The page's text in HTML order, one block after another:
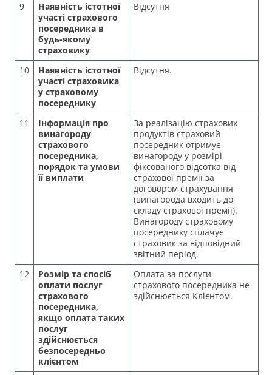
9
Наявність істотної
участі страхового
посередника в
будь-якому
страховику
Відсутня
10
Наявність істотної
участі страховика
у страховому
посереднику
Відсутня.
11
Інформація про
винагороду
страхового
посередника,
порядок та умови
її виплати
За реалізацію страхових
продуктів страховий
посередник отримує
винагороду у розмірі
фіксованого відсотка від
страхової премії за
договором страхування
(винагорода входить до
складу страхової премії).
Винагороду страховому
посереднику сплачує
страховик за відповідний
звітний період.
12
Розмір та спосіб
оплати послуг
страхового
посередника,
якщо оплата таких
послуг
здійснюється
безпосередньо
клієнтом
Оплата за послуги
страхового посередника не
здійснюється Клієнтом.